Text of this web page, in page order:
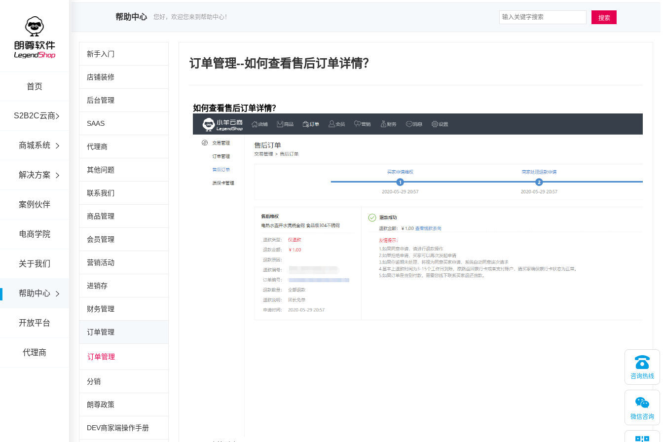
首页
S2B2C云商
商城系统
解决方案
案例伙伴
电商学院
关于我们
帮助中心
开放平台
代理商
帮助中心 您好，欢迎您来到帮助中心！
新手入门
店铺装修
后台管理
SAAS
代理商
其他问题
联系我们
商品管理
会员管理
营销活动
进销存
财务管理
订单管理
订单管理
分销
朗尊政策
DEV商家端操作手册
订单管理--如何查看售后订单详情？
咨询热线
微信咨询